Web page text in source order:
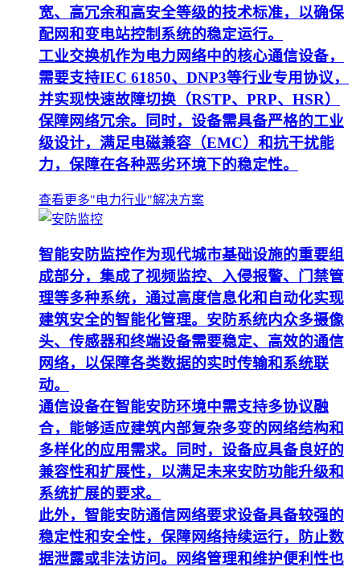
宽、高冗余和高安全等级的技术标准，以确保
配网和变电站控制系统的稳定运行。
工业交换机作为电力网络中的核心通信设备，
需要支持IEC 61850、DNP3等行业专用协议，
并实现快速故障切换（RSTP、PRP、HSR）
保障网络冗余。同时，设备需具备严格的工业
级设计，满足电磁兼容（EMC）和抗干扰能
力，保障在各种恶劣环境下的稳定性。
查看更多"电力行业"解决方案
智能安防监控作为现代城市基础设施的重要组
成部分，集成了视频监控、入侵报警、门禁管
理等多种系统，通过高度信息化和自动化实现
建筑安全的智能化管理。安防系统内众多摄像
头、传感器和终端设备需要稳定、高效的通信
网络，以保障各类数据的实时传输和系统联
动。
通信设备在智能安防环境中需支持多协议融
合，能够适应建筑内部复杂多变的网络结构和
多样化的应用需求。同时，设备应具备良好的
兼容性和扩展性，以满足未来安防功能升级和
系统扩展的要求。
此外，智能安防通信网络要求设备具备较强的
稳定性和安全性，保障网络持续运行，防止数
据泄露或非法访问。网络管理和维护便利性也